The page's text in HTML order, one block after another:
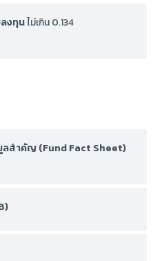
งทุนไม่เกิน 0.134
สำคัญ (Fund Fact Sheet)